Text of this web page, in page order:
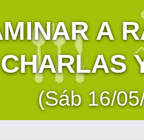
A
CHARLAS
(Sáb 16/